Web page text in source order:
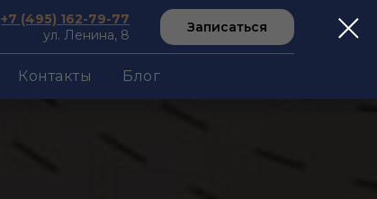
+7 (495) 162-79-77
ул. Ленина, 8
Записаться
Контакты Блог